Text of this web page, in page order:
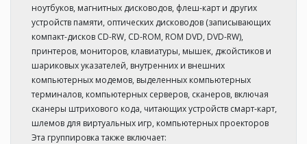
ноутбуков, магнитных дисководов, флеш-карт и других
устройств памяти, оптических дисководов (записывающих
компакт-дисков CD-RW, CD-ROM, ROM DVD, DVD-RW),
принтеров, мониторов, клавиатуры, мышек, джойстиков и
шариковых указателей, внутренних и внешних
компьютерных модемов, выделенных компьютерных
терминалов, компьютерных серверов, сканеров, включая
сканеры штрихового кода, читающих устройств смарт-карт,
шлемов для виртуальных игр, компьютерных проекторов
Эта группировка также включает: